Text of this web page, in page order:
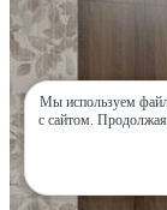
Мы используем
с сайтом. Продолжая